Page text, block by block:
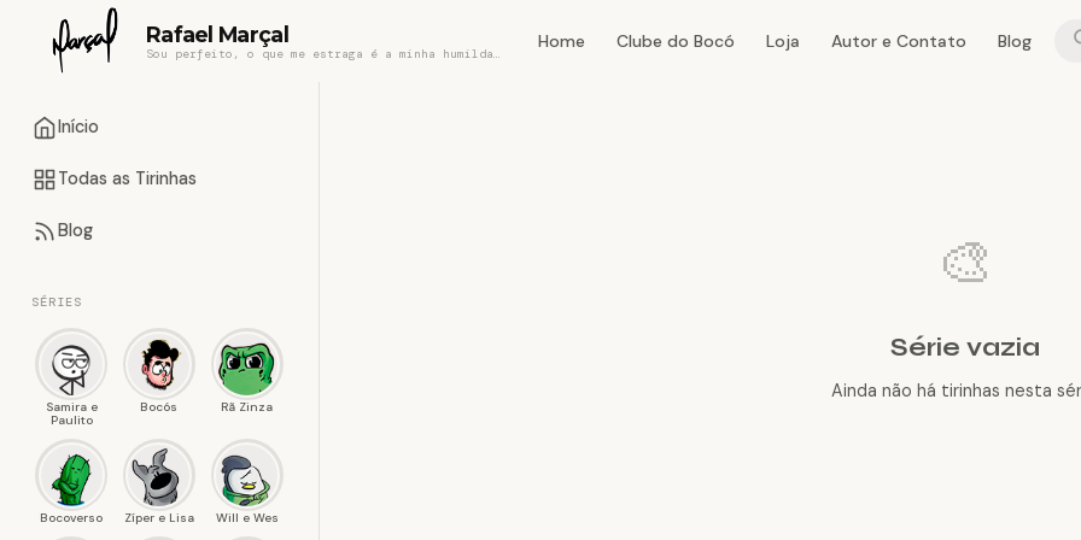
Rafael Marçal Home Clube do Bocó Loja Autor e Contato Blog
Início
Todas as Tirinhas
Blog
SÉRIES
Samira e
Paulito
Bocós Rã Zinza
Bocoverso Zíper e Lisa Will e Wes
🎨
Série vazia
Ainda não há tirinhas nesta